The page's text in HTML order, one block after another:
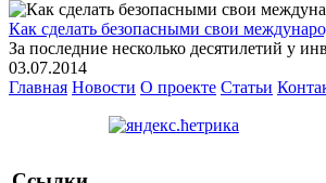
Как сделать безопасными свои
За последние несколько десятилетий у
03.07.2014
Главная Новости О проекте Статьи